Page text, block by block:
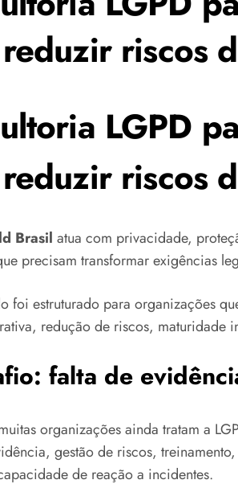
riscos
LGPD
riscos
Brasil atua com privacidade,
precisam transformar exigências
foi estruturado para organizações
redução de riscos, maturidade
falta de
organizações ainda tratam a
gestão de riscos,
de reação a incidentes.